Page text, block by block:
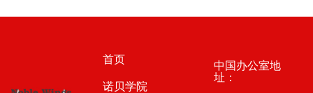
首页
诺贝学院
中国办公室地
址：